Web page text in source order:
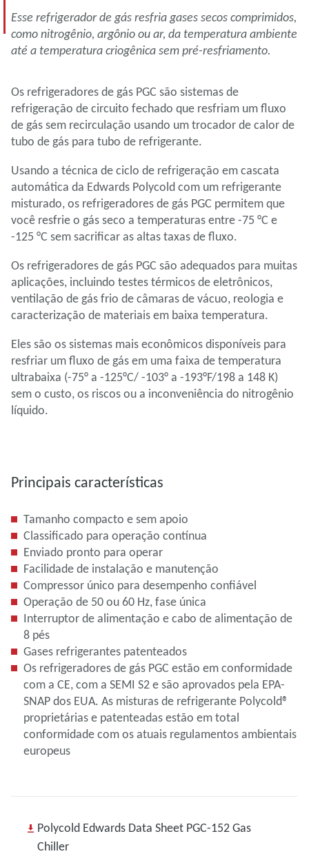
Esse refrigerador de gás resfria gases secos comprimidos,
como nitrogênio, argônio ou ar, da temperatura ambiente
até a temperatura criogênica sem pré-resfriamento.
Os refrigeradores de gás PGC são sistemas de
refrigeração de circuito fechado que resfriam um fluxo
de gás sem recirculação usando um trocador de calor de
tubo de gás para tubo de refrigerante.
Usando a técnica de ciclo de refrigeração em cascata
automática da Edwards Polycold com um refrigerante
misturado, os refrigeradores de gás PGC permitem que
você resfrie o gás seco a temperaturas entre -75 °C e
-125 °C sem sacrificar as altas taxas de fluxo.
Os refrigeradores de gás PGC são adequados para muitas
aplicações, incluindo testes térmicos de eletrônicos,
ventilação de gás frio de câmaras de vácuo, reologia e
caracterização de materiais em baixa temperatura.
Eles são os sistemas mais econômicos disponíveis para
resfriar um fluxo de gás em uma faixa de temperatura
ultrabaixa (-75° a -125°C/ -103° a -193°F/198 a 148 K)
sem o custo, os riscos ou a inconveniência do nitrogênio
líquido.
Principais características
Tamanho compacto e sem apoio
Classificado para operação contínua
Enviado pronto para operar
Facilidade de instalação e manutenção
Compressor único para desempenho confiável
Operação de 50 ou 60 Hz, fase única
Interruptor de alimentação e cabo de alimentação de
8 pés
Gases refrigerantes patenteados
Os refrigeradores de gás PGC estão em conformidade
com a CE, com a SEMI S2 e são aprovados pela EPA-
SNAP dos EUA. As misturas de refrigerante Polycold®
proprietárias e patenteadas estão em total
conformidade com os atuais regulamentos ambientais
europeus
Polycold Edwards Data Sheet PGC-152 Gas
Chiller